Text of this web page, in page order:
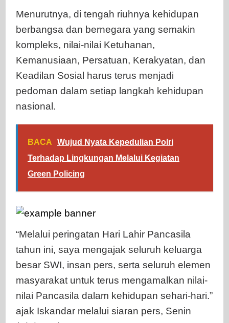
Menurutnya, di tengah riuhnya kehidupan
berbangsa dan bernegara yang semakin
kompleks, nilai-nilai Ketuhanan,
Kemanusiaan, Persatuan, Kerakyatan, dan
Keadilan Sosial harus terus menjadi
pedoman dalam setiap langkah kehidupan
nasional.
BACA
Wujud Nyata Kepedulian Polri
Terhadap Lingkungan Melalui Kegiatan
Green Policing
“Melalui peringatan Hari Lahir Pancasila
tahun ini, saya mengajak seluruh keluarga
besar SWI, insan pers, serta seluruh elemen
masyarakat untuk terus mengamalkan nilai-
nilai Pancasila dalam kehidupan sehari-hari.”
ajak Iskandar melalui siaran pers, Senin